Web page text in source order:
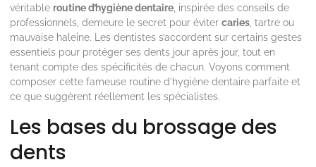
véritable routine d’hygiène dentaire , inspirée des conseils de
professionnels, demeure le secret pour éviter caries , tartre ou
mauvaise haleine. Les dentistes s’accordent sur certains gestes
essentiels pour protéger ses dents jour après jour, tout en
tenant compte des spécificités de chacun. Voyons comment
composer cette fameuse routine d’hygiène dentaire parfaite et
ce que suggèrent réellement les spécialistes.
Les bases du brossage des
dents